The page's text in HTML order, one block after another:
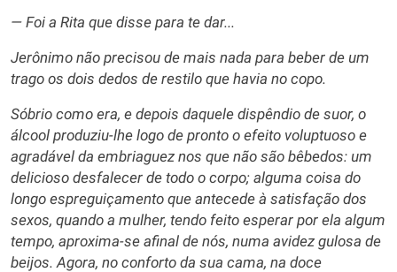
— Foi a Rita que disse para te dar...
Jerônimo não precisou de mais nada para beber de um
trago os dois dedos de restilo que havia no copo.
Sóbrio como era, e depois daquele dispêndio de suor, o
álcool produziu-lhe logo de pronto o efeito voluptuoso e
agradável da embriaguez nos que não são bêbedos: um
delicioso desfalecer de todo o corpo; alguma coisa do
longo espreguiçamento que antecede à satisfação dos
sexos, quando a mulher, tendo feito esperar por ela algum
tempo, aproxima-se afinal de nós, numa avidez gulosa de
beijos. Agora, no conforto da sua cama, na doce